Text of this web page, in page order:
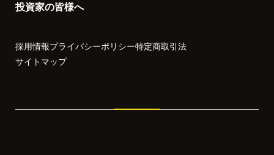
投資家の皆様へ
採用情報プライバシーポリシー特定商取引法
サイトマップ